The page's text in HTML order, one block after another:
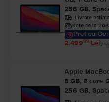
256 GB,
Livrare
Rate de la
Pret cu
2.49999 Lei
Apple
8 GB, 8 core
256 GB,